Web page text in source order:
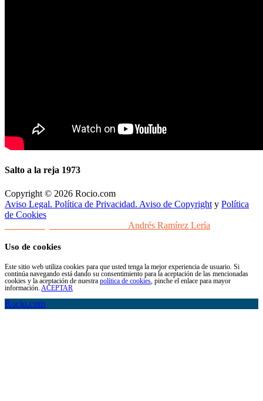
Salto a la reja 1973
Copyright © 2026 Rocio.com
Aviso Legal. Política de Privacidad. Aviso de Copyright y Política
de Cookies
Andrés Ramírez Lería
Uso de cookies
Este sitio web utiliza cookies para que usted tenga la mejor experiencia de usuario. Si
continúa navegando está dando su consentimiento para la aceptación de las mencionadas
cookies y la aceptación de nuestra política de cookies , pinche el enlace para mayor
información. ACEPTAR
Rocio.com